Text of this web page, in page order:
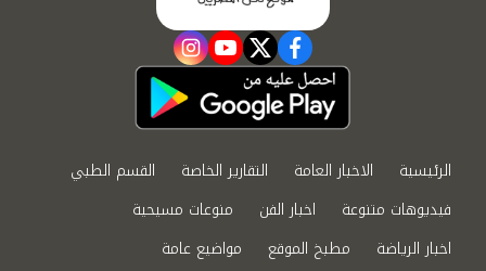
facebook
twitter
youtube
instagram
الرئيسية الاخبار العامة التقارير الخاصة
القسم الطبي
فيديوهات متنوعة
اخبار الفن
منوعات مسيحية
اخبار الرياضة
مطبخ الموقع مواضيع عامة